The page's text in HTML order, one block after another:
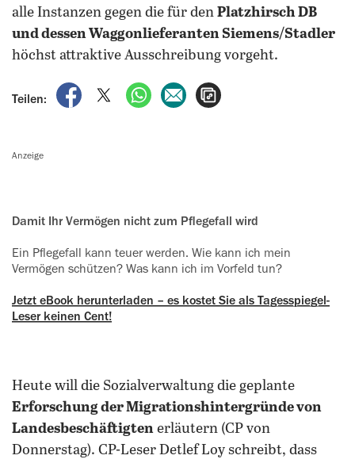
alle Instanzen gegen die für den Platzhirsch DB
und dessen Waggonlieferanten Siemens/Stadler
höchst attraktive Ausschreibung vorgeht.
Teilen:
auf Facebook teilen
auf X teilenper WhatsApp teilen
per E-Mail teilen
Anzeige
Damit Ihr Vermögen nicht zum ‍Pflegefall wird
Ein Pflegefall kann teuer werden. Wie kann ich mein
Vermögen schützen? Was kann ich im Vorfeld tun?
Jetzt eBook herunterladen – es kostet Sie als Tagesspiegel-
Leser keinen Cent!
Heute will die Sozialverwaltung die geplante
Erforschung der Migrationshintergründe von
Landesbeschäftigten erläutern (CP von
Donnerstag). CP-Leser Detlef Loy schreibt, dass